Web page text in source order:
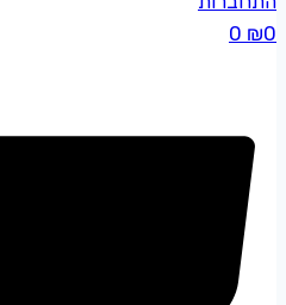
₪0
0